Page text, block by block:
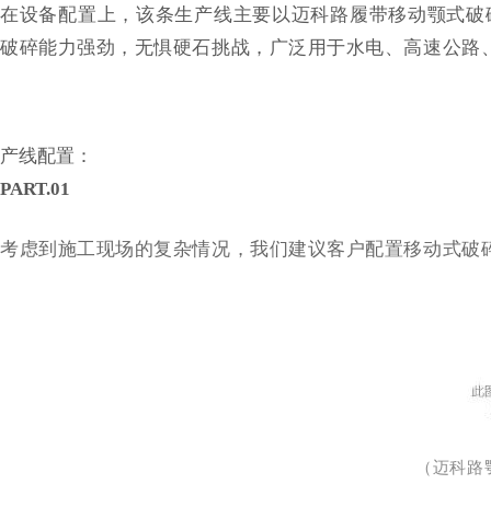
在设备配置上，该条生产线主要以迈科路履带移动颚式
破碎能力强劲，无惧硬石挑战，广泛用于水电、高速公
产线配置：
PART.01
考虑到施工现场的复杂情况，我们建议客户配置移动式破
（迈科路